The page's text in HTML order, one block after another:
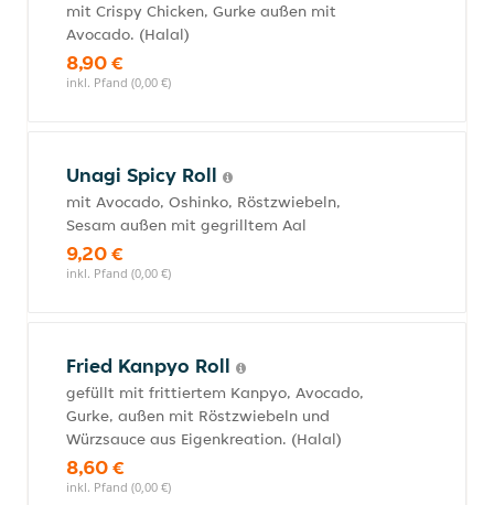
mit Crispy Chicken, Gurke außen mit
Avocado. (Halal)
8,90 €
inkl. Pfand (0,00 €)
Unagi Spicy Roll
mit Avocado, Oshinko, Röstzwiebeln,
Sesam außen mit gegrilltem Aal
9,20 €
inkl. Pfand (0,00 €)
Fried Kanpyo Roll
gefüllt mit frittiertem Kanpyo, Avocado,
Gurke, außen mit Röstzwiebeln und
Würzsauce aus Eigenkreation. (Halal)
8,60 €
inkl. Pfand (0,00 €)